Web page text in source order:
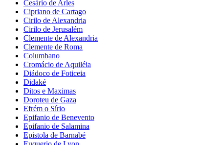
Cesário de Arles
Cipriano de Cartago
Cirilo de Alexandria
Cirilo de Jerusalém
Clemente de Alexandria
Clemente de Roma
Columbano
Cromácio de Aquiléia
Diádoco de Foticeia
Didaké
Ditos e Maximas
Doroteu de Gaza
Efrém o Sírio
Epifanio de Benevento
Epifanio de Salamina
Epistola de Barnabé